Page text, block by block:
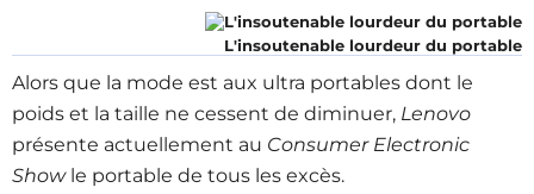
L'insoutenable lourdeur du portable
Alors que la mode est aux ultra portables dont le
poids et la taille ne cessent de diminuer, Lenovo
présente actuellement au Consumer Electronic
Showle portable de tous les excès.